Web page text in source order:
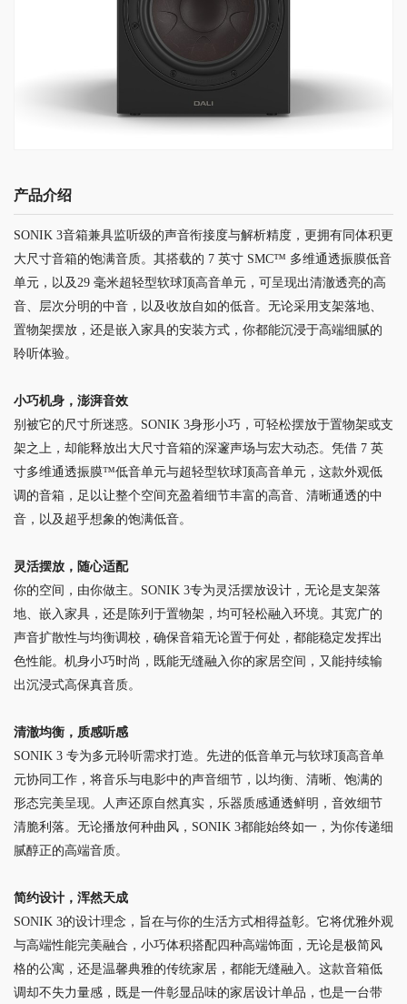
产品介绍
SONIK 3音箱兼具监听级的声音衔接度与解析精度，更拥有同体积更
大尺寸音箱的饱满音质。其搭载的 7 英寸 SMC™ 多维通透振膜低音
单元，以及29 毫米超轻型软球顶高音单元，可呈现出清澈透亮的高
音、层次分明的中音，以及收放自如的低音。无论采用支架落地、
置物架摆放，还是嵌入家具的安装方式，你都能沉浸于高端细腻的
聆听体验。
小巧机身，澎湃音效
别被它的尺寸所迷惑。SONIK 3身形小巧，可轻松摆放于置物架或支
架之上，却能释放出大尺寸音箱的深邃声场与宏大动态。凭借 7 英
寸多维通透振膜™低音单元与超轻型软球顶高音单元，这款外观低
调的音箱，足以让整个空间充盈着细节丰富的高音、清晰通透的中
音，以及超乎想象的饱满低音。
灵活摆放，随心适配
你的空间，由你做主。SONIK 3专为灵活摆放设计，无论是支架落
地、嵌入家具，还是陈列于置物架，均可轻松融入环境。其宽广的
声音扩散性与均衡调校，确保音箱无论置于何处，都能稳定发挥出
色性能。机身小巧时尚，既能无缝融入你的家居空间，又能持续输
出沉浸式高保真音质。
清澈均衡，质感听感
SONIK 3 专为多元聆听需求打造。先进的低音单元与软球顶高音单
元协同工作，将音乐与电影中的声音细节，以均衡、清晰、饱满的
形态完美呈现。人声还原自然真实，乐器质感通透鲜明，音效细节
清脆利落。无论播放何种曲风，SONIK 3都能始终如一，为你传递细
腻醇正的高端音质。
简约设计，浑然天成
SONIK 3的设计理念，旨在与你的生活方式相得益彰。它将优雅外观
与高端性能完美融合，小巧体积搭配四种高端饰面，无论是极简风
格的公寓，还是温馨典雅的传统家居，都能无缝融入。这款音箱低
调却不失力量感，既是一件彰显品味的家居设计单品，也是一台带